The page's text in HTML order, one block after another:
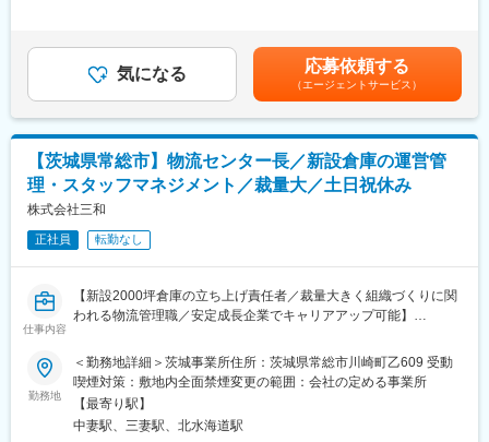
突発的な対応が必要な場面もありますが、基本は「事前調整・段
取り」によって安定運行を支えます。
■配属先：
カーサービス事業部(部長、課長代理 計2名)
事業部長や本部長との距離が近く、現場の声が反映されやすい風
土があります。
■当社について：
現在は、不動産管理、建設、自家用自動車運行管理、送迎サービ
ス、レンタルオフィス、インドアゴルフ事業などを手掛ける総合
変更の範囲：会社の定める業務
れますし、多様なカルチャーに触れ、視野を広げられる環境で
す。上場準備・海外展開・事業拡大・多角化展開に向けて社員数
増加中のため体制強化を目的に増員の運びになりました。
本ポジションに期待する最大の役割は、上場基準に耐えうる在庫
管理体制をゼロから構築し、安定運用へ導くことです。
現場で積み上がってきた在庫管理の実態を正しく理解したうえ
で、属人的・経験依存の運用から脱却し、
・在庫評価・棚卸プロセスの標準化
・内部統制・監査を意識した運用設計
単なるオペレーション改善ではなく、経営・財務・監査の視点か
ら「説明できる在庫管理」を確立し、将来的な上場審査・監査対
入社後は、以下の業務から着手していただく予定です。
・現行の在庫管理フロー・ルール・データの把握と課題整理
・在庫データ（原材料・仕掛品・完成品）の現状分析
・棚卸・在庫評価プロセスの見直し、改善案の立案
昇給：あり 随時（パフォーマンスに基づき実施）■賞与：あり
年2回～3回（一般職年2回、総合職・管理職年3回）賃金はあくま
でも目安の金額であり、選考を通じて上下する可能性がありま
す。月給(月額)は固定手当を含めた表記です。
気になる 応募依頼する
（エージェントサービス）
【茨城県常総市】物流センター長／新設倉庫の運営管
理・スタッフマネジメント／裁量大／土日祝休み
株式会社三和
正社員 転勤なし
仕事内容
【新設2000坪倉庫の立ち上げ責任者／裁量大きく組織づくりに関
われる物流管理職／安定成長企業でキャリアアップ可能】
■業務概要
当社が新たに開設した茨城県常総市の常温物流倉庫（2000坪規
模）にて、倉庫運営全体の統括管理を担当します。主にホテル向
けアメニティや備品類の在庫管理・出荷業務をリードし、現場ス
タッフやパートのマネジメント、日々の業務改善を推進する立ち
勤務地
＜勤務地詳細＞茨城事業所住所：茨城県常総市川崎町乙609 受動
喫煙対策：敷地内全面禁煙変更の範囲：会社の定める事業所
【最寄り駅】
中妻駅、三妻駅、北水海道駅